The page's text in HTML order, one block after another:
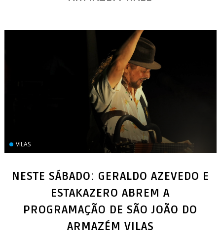
VILAS
NESTE SÁBADO: GERALDO AZEVEDO E
ESTAKAZERO ABREM A
PROGRAMAÇÃO DE SÃO JOÃO DO